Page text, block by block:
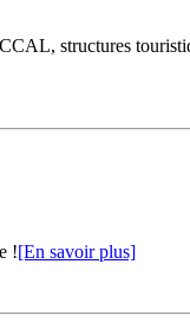
structures
![En savoir plus]